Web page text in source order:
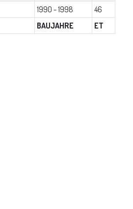
1990 - 1998
46
BAUJAHRE ET